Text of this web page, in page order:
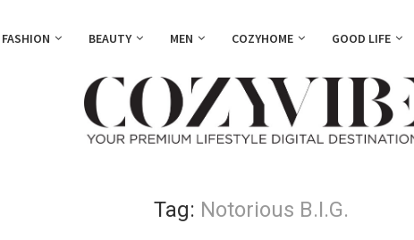
FASHION BEAUTY MEN COZYHOME GOOD LIFE
Tag: Notorious B.I.G.